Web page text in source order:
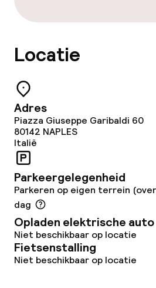
Locatie
Adres
Piazza Giuseppe Garibaldi 60
80142 NAPLES
Italië
Parkeergelegenheid
Parkeren op eigen terrein
dag
Opladen elektrische auto
Niet beschikbaar op locatie
Fietsenstalling
Niet beschikbaar op locatie